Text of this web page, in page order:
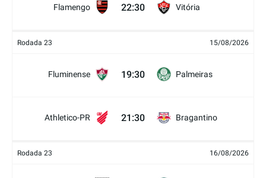
Flamengo 22:30 Vitória
Rodada 23 15/08/2026
Fluminense 19:30 Palmeiras
Athletico-PR 21:30 Bragantino
Rodada 23 16/08/2026